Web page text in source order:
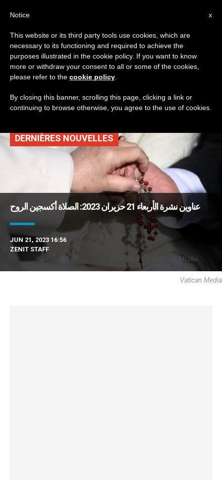
TAG
Posts Tagged
‘هندوراس’
DERNIÈRES NOUVELLES
عناوين نشرة الأربعاء 21 حزيران 2023: الصلاة أكسجين الروح
JUN 21, 2023 16:56
ZENIT STAFF
Vatican Media
x
Notice
This website or its third party tools use cookies, which are
necessary to its functioning and required to achieve the
purposes illustrated in the cookie policy. If you want to know
more or withdraw your consent to all or some of the cookies,
please refer to the cookie policy
By closing this banner, scrolling this page, clicking a link or
continuing to browse otherwise, you agree to the use of cookies.